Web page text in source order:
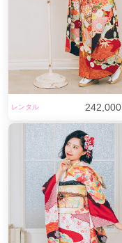
レンタル 242,000